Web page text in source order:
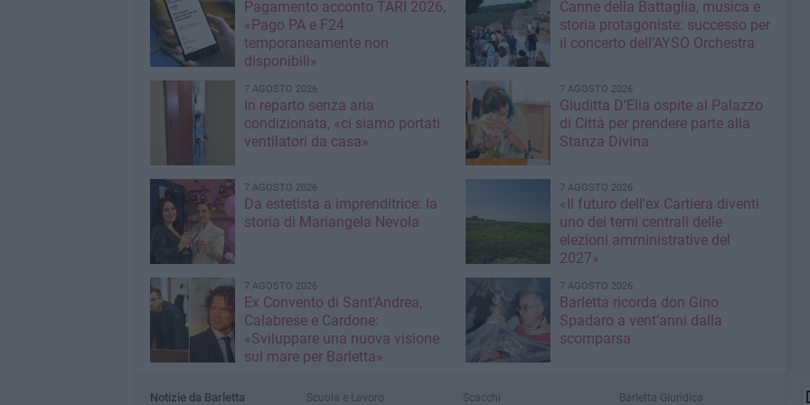
Pagamento acconto TARI 2026,
«Pago PA e F24
temporaneamente non
disponibili»
Canne della Battaglia, musica e
storia protagoniste: successo per
il concerto dell’AYSO Orchestra
7 AGOSTO 2026
In reparto senza aria
condizionata, «ci siamo portati
ventilatori da casa»
7 AGOSTO 2026
Giuditta D’Elia ospite al Palazzo
di Città per prendere parte alla
Stanza Divina
7 AGOSTO 2026
Da estetista a imprenditrice: la
storia di Mariangela Nevola
7 AGOSTO 2026
«Il futuro dell'ex Cartiera diventi
uno dei temi centrali delle
elezioni amministrative del
2027»
7 AGOSTO 2026
Ex Convento di Sant'Andrea,
Calabrese e Cardone:
«Sviluppare una nuova visione
sul mare per Barletta»
7 AGOSTO 2026
Barletta ricorda don Gino
Spadaro a vent’anni dalla
scomparsa
Notizie da Barletta Scuola e Lavoro Scacchi Barletta Giuridica